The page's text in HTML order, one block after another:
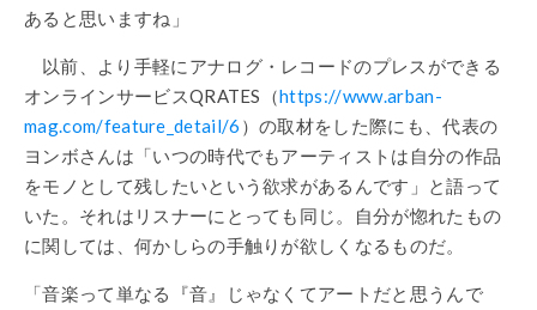
あると思いますね」
以前、より手軽にアナログ・レコードのプレスができる
オンラインサービスQRATES（https://www.arban-
mag.com/feature_detail/6 ）の取材をした際にも、代表の
ヨンボさんは「いつの時代でもアーティストは自分の作品
をモノとして残したいという欲求があるんです」と語って
いた。それはリスナーにとっても同じ。自分が惚れたもの
に関しては、何かしらの手触りが欲しくなるものだ。
「音楽って単なる『音』じゃなくてアートだと思うんで